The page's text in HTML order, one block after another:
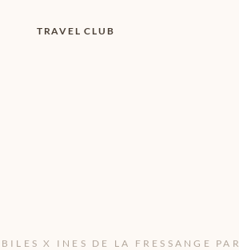
TRAVEL CLUB
X INES DE LA FRESSANGE